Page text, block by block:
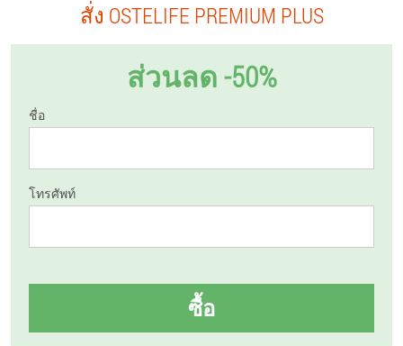
สั่ง OSTELIFE PREMIUM PLUS
ส่วนลด -50%
ชื่อ
โทรศัพท์
ซื้อ